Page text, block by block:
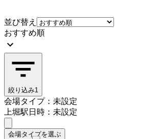
並び替え
おすすめ順
絞り込み1
会場タイプ：未設定
上堀駅日時：未設定
会場タイプを選ぶ